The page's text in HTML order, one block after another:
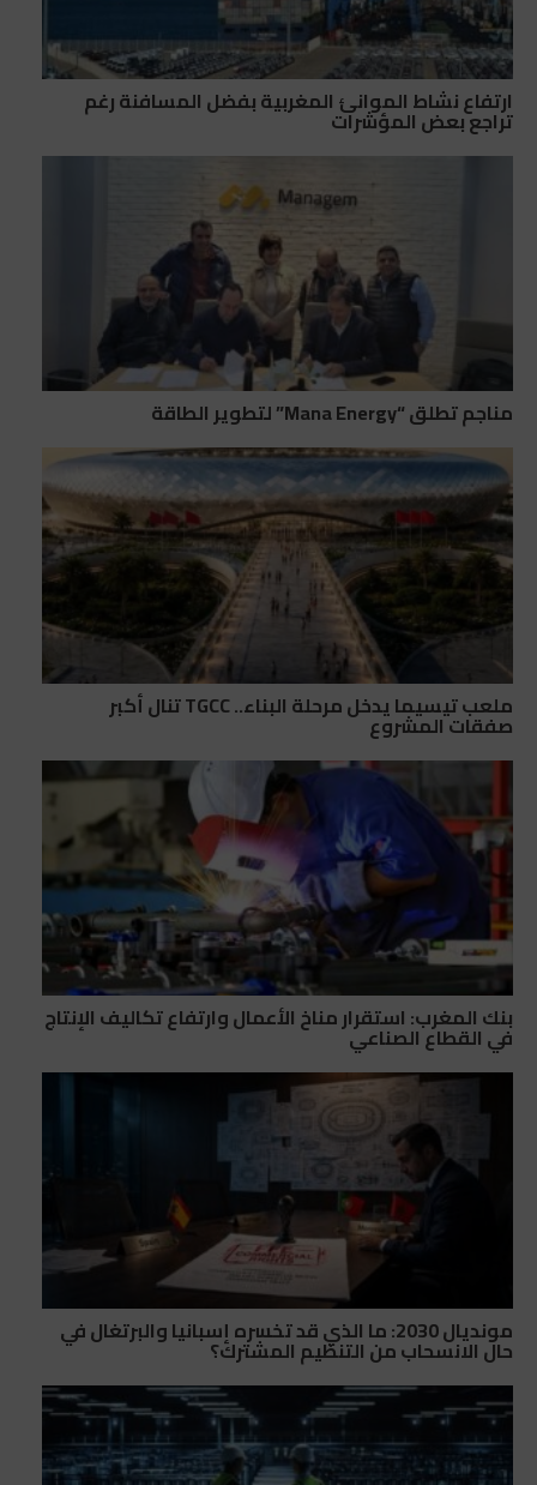
ارتفاع نشاط الموانئ المغربية بفضل المسافنة رغم
تراجع بعض المؤشرات
مناجم تطلق “Mana Energy” لتطوير الطاقة
ملعب تيسيما يدخل مرحلة البناء.. TGCC تنال أكبر
صفقات المشروع
بنك المغرب: استقرار مناخ الأعمال وارتفاع تكاليف الإنتاج
في القطاع الصناعي
مونديال 2030: ما الذي قد تخسره إسبانيا والبرتغال في
حال الانسحاب من التنظيم المشترك؟